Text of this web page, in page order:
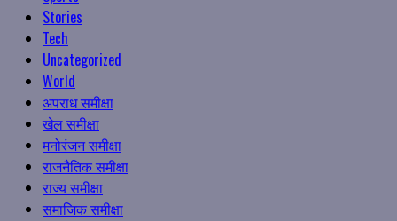
Stories
Tech
Uncategorized
World
अपराध समीक्षा
खेल समीक्षा
मनोरंजन समीक्षा
राजनैतिक समीक्षा
राज्य समीक्षा
समाजिक समीक्षा